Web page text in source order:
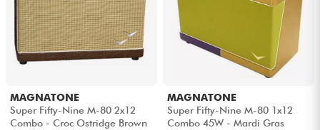
MAGNATONE
Super Fifty-Nine M-80 2x12
Combo - Croc Ostridge Brown
MAGNATONE
Super Fifty-Nine M-80 1x12
Combo 45W - Mardi Gras